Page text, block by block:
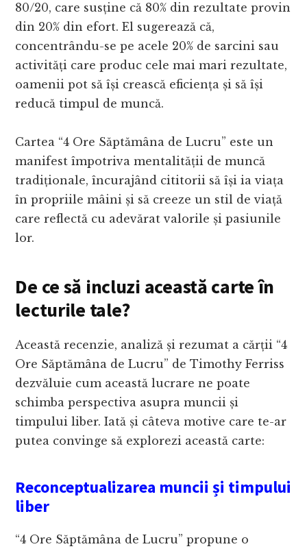
80/20, care susține că 80% din rezultate provin
din 20% din efort. El sugerează că,
concentrându-se pe acele 20% de sarcini sau
activități care produc cele mai mari rezultate,
oamenii pot să își crească eficiența și să își
reducă timpul de muncă.
Cartea “4 Ore Săptămâna de Lucru” este un
manifest împotriva mentalității de muncă
tradiționale, încurajând cititorii să își ia viața
în propriile mâini și să creeze un stil de viață
care reflectă cu adevărat valorile și pasiunile
lor.
De ce să incluzi această carte în
lecturile tale?
Această recenzie, analiză și rezumat a cărții “4
Ore Săptămâna de Lucru” de Timothy Ferriss
dezvăluie cum această lucrare ne poate
schimba perspectiva asupra muncii și
timpului liber. Iată și câteva motive care te-ar
putea convinge să explorezi această carte:
Reconceptualizarea muncii și timpului
liber
“4 Ore Săptămâna de Lucru” propune o